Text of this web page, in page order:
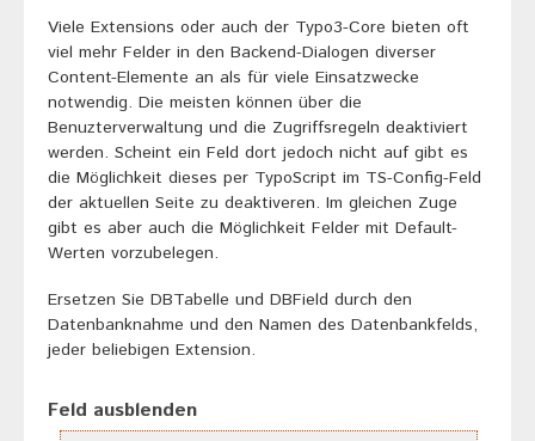
Viele Extensions oder auch der Typo3-Core bieten oft
viel mehr Felder in den Backend-Dialogen diverser
Content-Elemente an als für viele Einsatzwecke
notwendig. Die meisten können über die
Benuzterverwaltung und die Zugriffsregeln deaktiviert
werden. Scheint ein Feld dort jedoch nicht auf gibt es
die Möglichkeit dieses per TypoScript im TS-Config-Feld
der aktuellen Seite zu deaktiveren. Im gleichen Zuge
gibt es aber auch die Möglichkeit Felder mit Default-
Werten vorzubelegen.
Ersetzen Sie DBTabelle und DBField durch den
Datenbanknahme und den Namen des Datenbankfelds,
jeder beliebigen Extension.
Feld ausblenden